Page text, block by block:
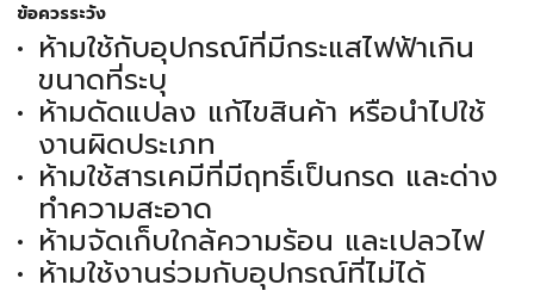
ข้อควรระวัง
ห้ามใช้กับอุปกรณ์ที่มีกระแสไฟฟ้าเกิน
ขนาดที่ระบุ
ห้ามดัดแปลง แก้ไขสินค้า หรือนำไปใช้
งานผิดประเภท
ห้ามใช้สารเคมีที่มีฤทธิ์เป็นกรด และด่าง
ทำความสะอาด
ห้ามจัดเก็บใกล้ความร้อน และเปลวไฟ
ห้ามใช้งานร่วมกับอุปกรณ์ที่ไม่ได้